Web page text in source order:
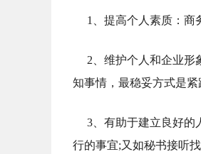
1、提高个人素质：商
2、维护个人和企业形
知事情，最稳妥方式是紧
3、有助于建立良好的
行的事宜;又如秘书接听